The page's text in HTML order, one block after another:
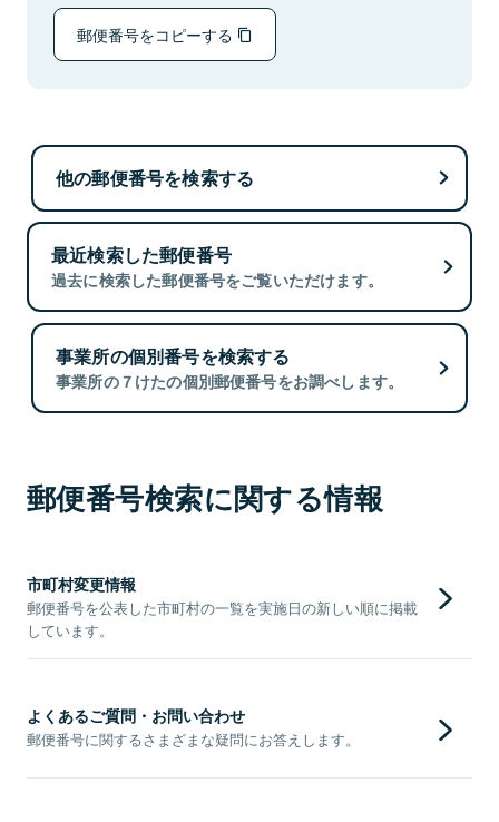
郵便番号をコピーする
他の郵便番号を検索する
最近検索した郵便番号
過去に検索した郵便番号をご覧いただけます。
事業所の個別番号を検索する
事業所の７けたの個別郵便番号をお調べします。
郵便番号検索に関する情報
市町村変更情報
郵便番号を公表した市町村の一覧を実施日の新しい順に掲載
しています。
よくあるご質問・お問い合わせ
郵便番号に関するさまざまな疑問にお答えします。